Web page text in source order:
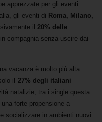
apprezzate per gli eventi
gli eventi di Roma, Milano,
il 20% delle
compagnia senza uscire dai
vacanza è molto più alta
il 27% degli italiani
natalizie, tra i single questa
forte propensione a
socializzare in ambienti nuovi